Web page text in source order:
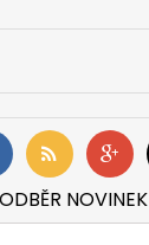
ODBĚR NOVINEK